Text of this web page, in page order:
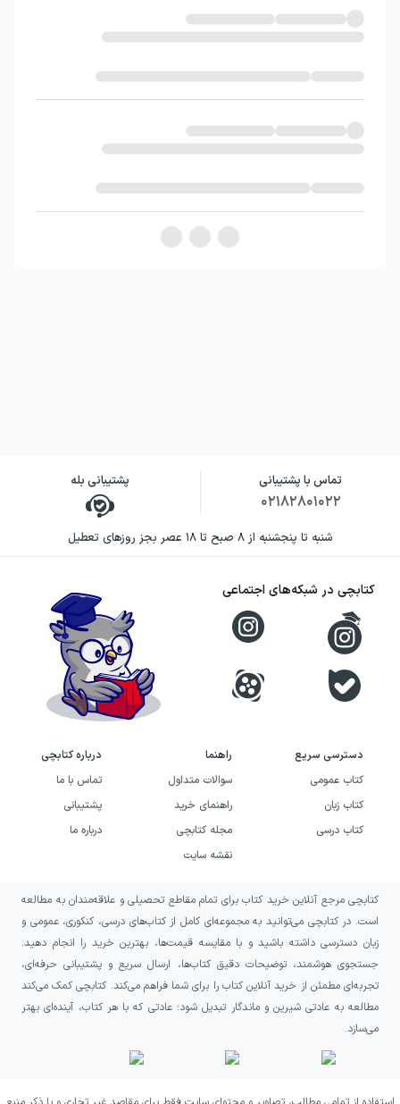
تماس با پشتیبانی
۰۲۱۸۲۸۰۱۰۲۲
پشتیبانی بله
شنبه تا پنجشنبه از ۸ صبح تا ۱۸ عصر بجز روزهای تعطیل
دسترسی سریع
کتاب عمومی
کتاب زبان
کتاب درسی
راهنما
سوالات متداول
راهنمای خرید
مجله کتابچی
نقشه سایت
درباره کتابچی
تماس با ما
پشتیبانی
درباره ما
کتابچی در شبکه‌های اجتماعی
کتابچی مرجع آنلاین خرید کتاب برای تمام مقاطع تحصیلی و علاقه‌مندان به مطالعه
است. در کتابچی می‌توانید به مجموعه‌ای کامل از کتاب‌های درسی، کنکوری، عمومی و
زبان دسترسی داشته باشید و با مقایسه قیمت‌ها، بهترین خرید را انجام دهید.
جستجوی هوشمند، توضیحات دقیق کتاب‌ها، ارسال سریع و پشتیبانی حرفه‌ای،
تجربه‌ای مطمئن از خرید آنلاین کتاب را برای شما فراهم می‌کند. کتابچی کمک می‌کند
مطالعه به عادتی شیرین و ماندگار تبدیل شود؛ عادتی که با هر کتاب، آینده‌ای بهتر
می‌سازد.